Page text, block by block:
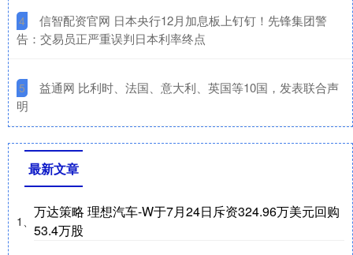
4
​信智配资官网 日本央行12月加息板上钉钉！先锋集团警
告：交易员正严重误判日本利率终点
5
​益通网 比利时、法国、意大利、英国等10国，发表联合声
明
最新文章
1、
万达策略 理想汽车-W于7月24日斥资324.96万美元回购
53.4万股